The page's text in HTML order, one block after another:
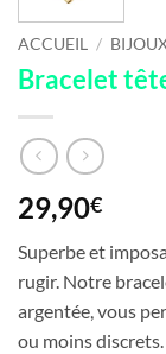
ACCUEIL /
Bracelet
29,90€
Superbe et
rugir. Notre
argentée, vous
ou moins discrets.